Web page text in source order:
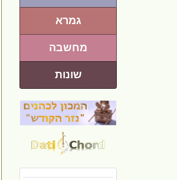
גמרא
מחשבה
שונות